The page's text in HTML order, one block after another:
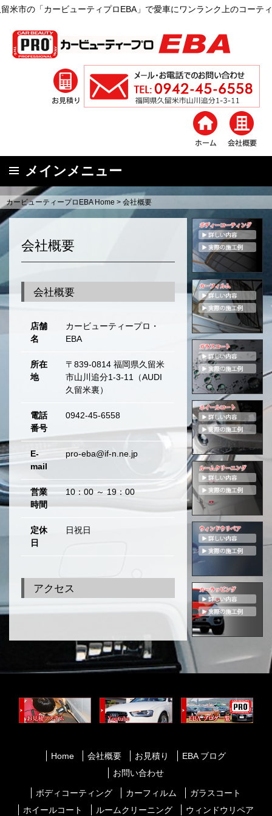
市の「カービューティプロEBA」で愛車にワンランク上のコーティ
メインメニュー
コ
ン
テ
ツ
移
動
カービューティープロEBA Home > 会社概要
会社概要
会社概要
店舗
名
カービューティープロ・
EBA
所在
地
〒839-0814 福岡県久留米
市山川追分1-3-11（AUDI
久留米裏）
電話
番号
0942-45-6558
E-
mail
pro-eba@if-n.ne.jp
営業
時間
10：00 ～ 19：00
定休
日
日祝日
アクセス
Home 会社概要 お見積り
EBA ブログ
お問い合わせ
ボディコーティング カーフィルム
ガラスコート
ホイールコート
ルームクリーニング ウィンドウリペア